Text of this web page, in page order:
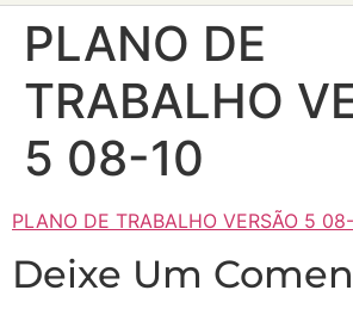
PLANO DE
TRABALHO
5 08-10
PLANO DE TRABALHO VERSÃO 5
Deixe Um